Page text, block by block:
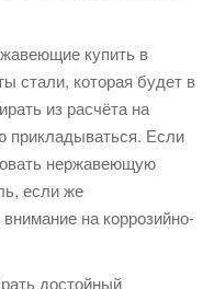
купить в
стали, которая будет в
из расчёта на
прикладываться. Если
нержавеющую
если же
на коррозийно-
достойный